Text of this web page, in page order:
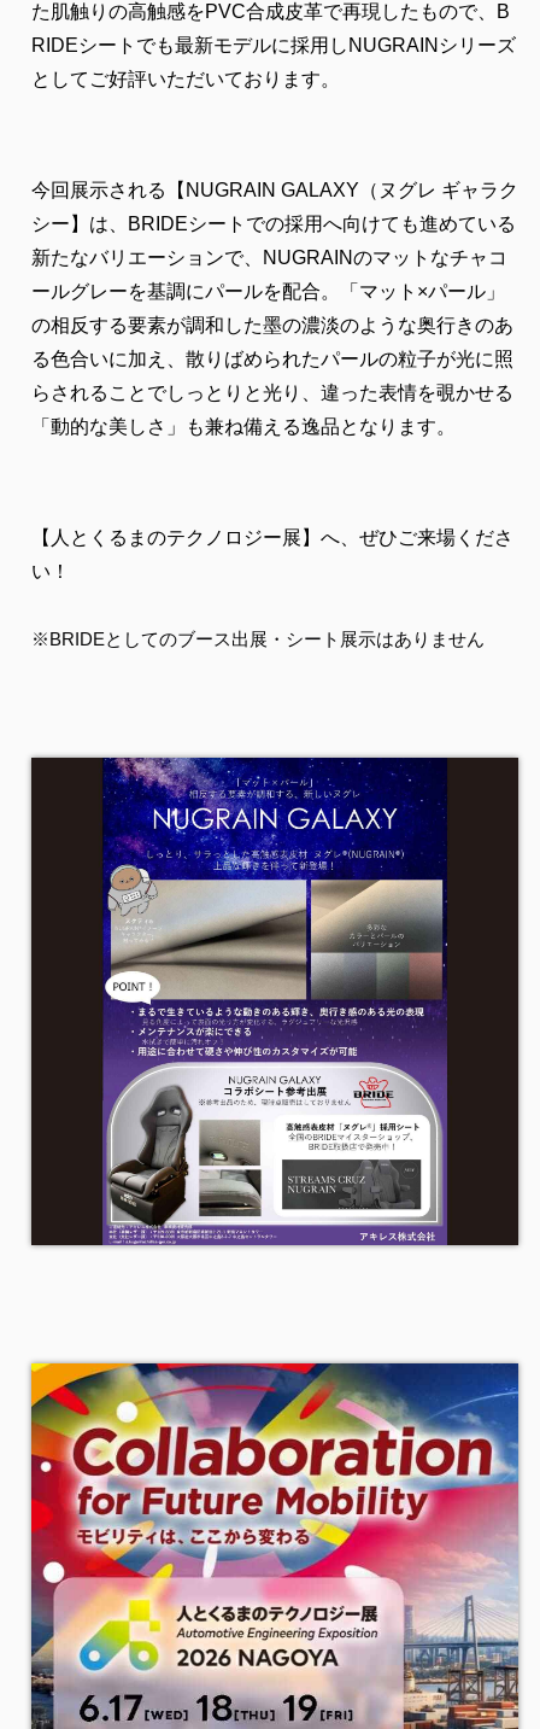
た肌触りの高触感をPVC合成皮革で再現したもので、B
RIDEシートでも最新モデルに採用しNUGRAINシリーズ
としてご好評いただいております。
今回展示される【NUGRAIN GALAXY（ヌグレ ギャラク
シー】は、BRIDEシートでの採用へ向けても進めている
新たなバリエーションで、NUGRAINのマットなチャコ
ールグレーを基調にパールを配合。「マット×パール」
の相反する要素が調和した墨の濃淡のような奥行きのあ
る色合いに加え、散りばめられたパールの粒子が光に照
らされることでしっとりと光り、違った表情を覗かせる
「動的な美しさ」も兼ね備える逸品となります。
【人とくるまのテクノロジー展】へ、ぜひご来場くださ
い！
※BRIDEとしてのブース出展・シート展示はありません